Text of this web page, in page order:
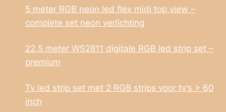
5 meter RGB neon led flex midi top view –
complete set neon verlichting
22,5 meter WS2811 digitale RGB led strip set –
premium
Tv led strip set met 2 RGB strips voor tv’s > 60
inch